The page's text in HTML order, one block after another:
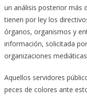
un análisis posterior más
tienen por ley los
órganos, organismos y
información, solicitada
organizaciones
Aquellos servidores
peces de colores ante